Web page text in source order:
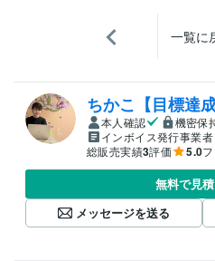
一覧に
ちかこ【目標達
本人確認 機密保
インボイス発行事業者
総販売実績3評価 5.0
無料で見
メッセージを送る